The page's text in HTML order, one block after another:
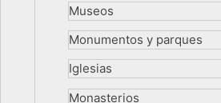
Museos
Monumentos y parques
Iglesias
Monasterios